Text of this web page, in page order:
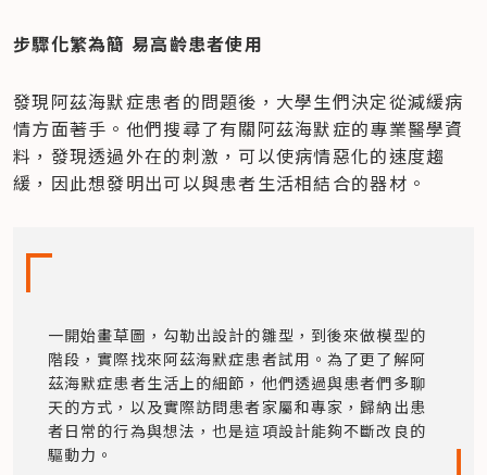
步驟化繁為簡 易高齡患者使用
發現阿茲海默症患者的問題後，大學生們決定從減緩病
情方面著手。他們搜尋了有關阿茲海默症的專業醫學資
料，發現透過外在的刺激，可以使病情惡化的速度趨
緩，因此想發明出可以與患者生活相結合的器材。
一開始畫草圖，勾勒出設計的雛型，到後來做模型的
階段，實際找來阿茲海默症患者試用。為了更了解阿
茲海默症患者生活上的細節，他們透過與患者們多聊
天的方式，以及實際訪問患者家屬和專家，歸納出患
者日常的行為與想法，也是這項設計能夠不斷改良的
驅動力。